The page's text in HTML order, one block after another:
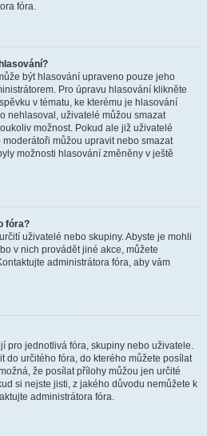
fóra.
být hlasování upraveno pouze jeho
Pro úpravu hlasování klikněte
v tématu, ke kterému je hlasování
nehlasoval, uživatelé můžou smazat
možnost. Pokud ale již uživatelé
můžou upravit nebo smazat
možnosti hlasování změněny v ještě
fóra?
uživatelé nebo skupiny. Abyste je mohli
v nich provádět jiné akce, můžete
administrátora fóra, aby vám
pro jednotlivá fóra, skupiny nebo uživatele.
do určitého fóra, do kterého můžete posílat
že posílat přílohy můžou jen určité
si nejste jisti, z jakého důvodu nemůžete k
administrátora fóra.